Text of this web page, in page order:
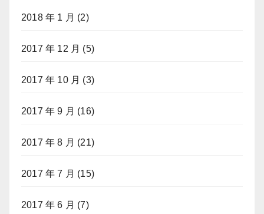
2018 年 1 月 (2)
2017 年 12 月 (5)
2017 年 10 月 (3)
2017 年 9 月 (16)
2017 年 8 月 (21)
2017 年 7 月 (15)
2017 年 6 月 (7)